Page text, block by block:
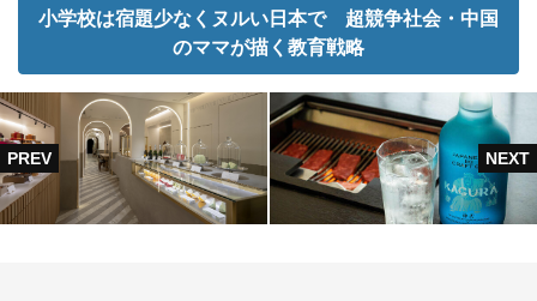
小学校は宿題少なくヌルい日本で 超競争社会・中国
のママが描く教育戦略